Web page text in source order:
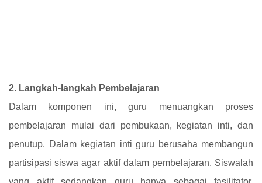
2. Langkah-langkah Pembelajaran
Dalam komponen ini, guru menuangkan proses
pembelajaran mulai dari pembukaan, kegiatan inti, dan
penutup. Dalam kegiatan inti guru berusaha membangun
partisipasi siswa agar aktif dalam pembelajaran. Siswalah